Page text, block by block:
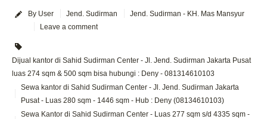
By User Jend. Sudirman
Jend. Sudirman - KH. Mas Mansyur
Leave a comment
Dijual kantor di Sahid Sudirman Center - Jl. Jend. Sudirman Jakarta Pusat
luas 274 sqm & 500 sqm bisa hubungi : Deny - 081314610103
Sewa kantor di Sahid Sudirman Center - Jl. Jend. Sudirman Jakarta
Pusat - Luas 280 sqm - 1446 sqm - Hub : Deny (08134610103)
Sewa Kantor di Sahid Sudirman Center - Luas 277 sqm s/d 4335 sqm -